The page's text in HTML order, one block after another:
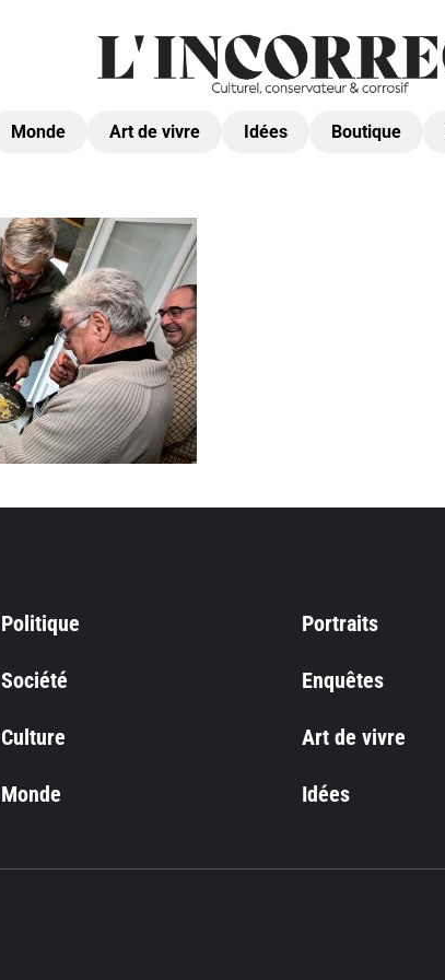
Monde Art de vivre Idées Boutique
Politique
Société
Culture
Monde
Portraits
Enquêtes
Art de vivre
Idées